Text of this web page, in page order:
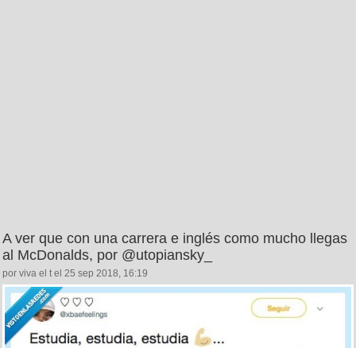
A ver que con una carrera e inglés como mucho llegas
al McDonalds, por @utopiansky_
por viva el t el 25 sep 2018, 16:19